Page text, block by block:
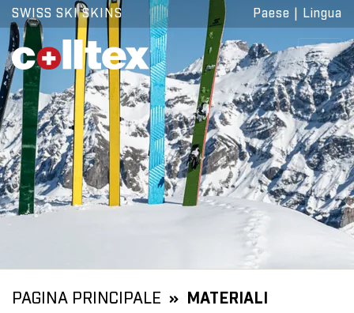
SWISS SKI SKINS Paese Lingua
PAGINA PRINCIPALE MATERIALI